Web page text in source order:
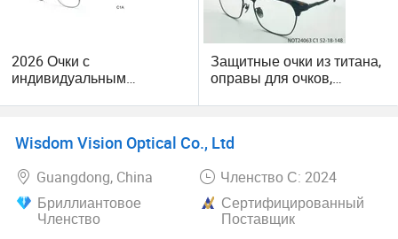
2026 Очки с
индивидуальным
пластик Tr90 Очки с
Защитные очки из титана,
оправы для очков,
титана
Wisdom Vision Optical Co., Ltd
Guangdong, China
Членство С: 2024
Бриллиантовое
Членство
Сертифицированный
Поставщик